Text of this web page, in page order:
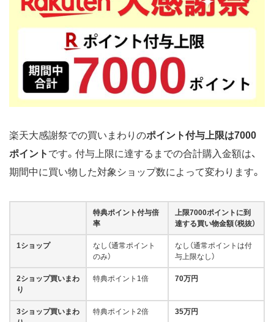
楽天大感謝祭での買いまわりのポイント付与上限は7000
ポイント です。付与上限に達するまでの合計購入金額は、
期間中に買い物した対象ショップ数によって変わります。
特典ポイント付与倍
率
上限7000ポイントに到
達する買い物金額（税抜）
1ショップ
なし（通常ポイント
のみ）
なし（通常ポイントは付
与上限なし）
2ショップ買いまわ
り
特典ポイント1倍 70万円
3ショップ買いまわ
特典ポイント2倍 35万円